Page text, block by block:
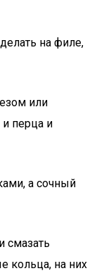
на филе,
или
и перца и
а сочный
смазать
кольца, на них